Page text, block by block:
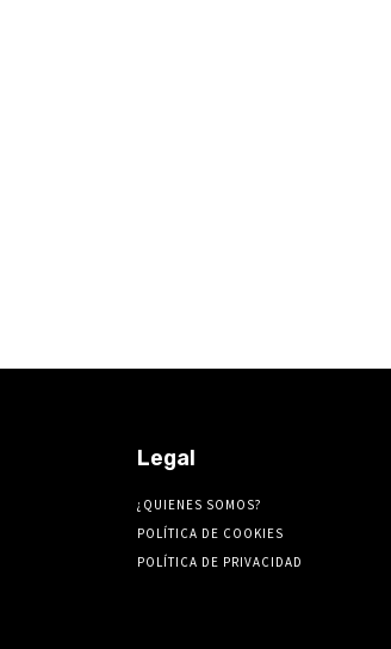
Legal
¿QUIENES SOMOS?
POLÍTICA DE COOKIES
POLÍTICA DE PRIVACIDAD